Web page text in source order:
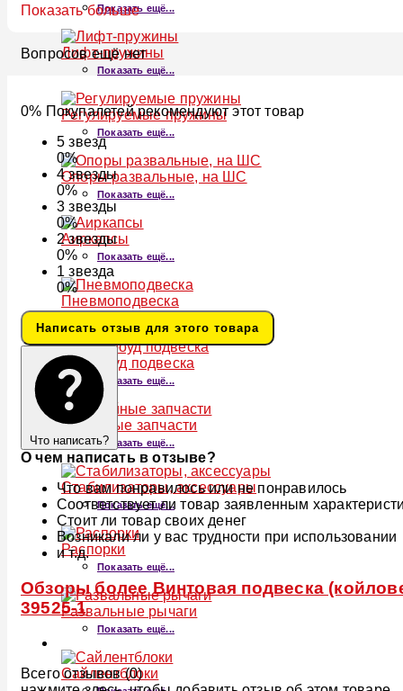
Показать ещё...
Лифт-пружины
Показать ещё...
Регулируемые пружины
Показать ещё...
Опоры развальные, на ШС
Показать ещё...
Аиркапсы
Показать ещё...
Пневмоподвеска
Оффроуд подвеска
Показать ещё...
Серийные запчасти
Показать ещё...
Стабилизаторы, аксессуары
Показать ещё...
Распорки
Показать ещё...
Развальные рычаги
Показать ещё...
Сайлентблоки
Показать больше
Вопросов ещё нет
0% Покупалетей рекомендуют этот товар
5звезд
0%
4звезды
0%
3звезды
0%
2звезды
0%
1звезда
0%
Написать отзыв для этого товара
Что написать?
О чем написать в отзыве?
Что вам понравилось или не понравилось
Соответствует ли товар заявленным
Стоит ли товар своих денег
Возникали ли у вас трудности при использовании
и т.д.
Обзоры более Винтовая подвеска
39525-1
Всего отзывов (0)